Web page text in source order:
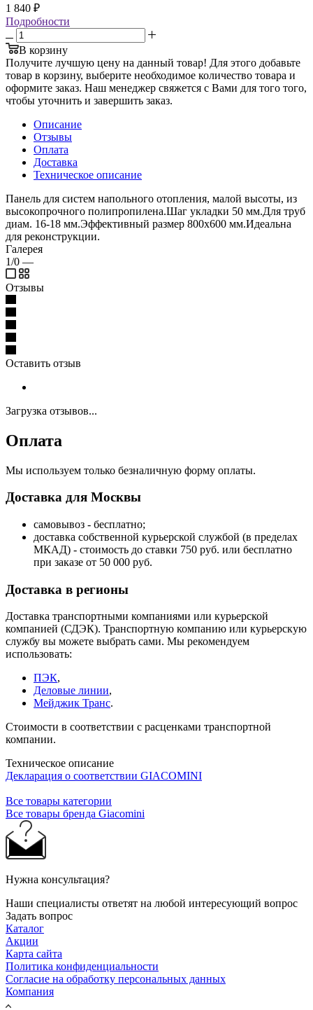
1 840 ₽
Подробности
В корзину
Получите лучшую цену на данный товар! Для этого добавьте
товар в корзину, выберите необходимое количество товара и
оформите заказ. Наш менеджер свяжется с Вами для того того,
чтобы уточнить и завершить заказ.
Описание
Отзывы
Оплата
Доставка
Техническое описание
Панель для систем напольного отопления, малой высоты, из
высокопрочного полипропилена.Шаг укладки 50 мм.Для труб
диам. 16-18 мм.Эффективный размер 800x600 мм.Идеальна
для реконструкции.
Галерея
1/0 —
Отзывы
Оставить отзыв
Загрузка отзывов...
Оплата
Мы используем только безналичную форму оплаты.
Доставка для Москвы
самовывоз - бесплатно;
доставка собственной курьерской службой (в пределах
МКАД) - стоимость до ставки 750 руб. или бесплатно
при заказе от 50 000 руб.
Доставка в регионы
Доставка транспортными компаниями или курьерской
компанией (СДЭК). Транспортную компанию или курьерскую
службу вы можете выбрать сами. Мы рекомендуем
использовать:
ПЭК,
Деловые линии,
Мейджик Транс.
Стоимости в соответствии с расценками транспортной
компании.
Техническое описание
Декларация о соответствии GIACOMINI
Все товары категории
Все товары бренда Giacomini
Нужна консультация?
Наши специалисты ответят на любой интересующий вопрос
Задать вопрос
Каталог
Акции
Карта сайта
Политика конфиденциальности
Согласие на обработку персональных данных
Компания